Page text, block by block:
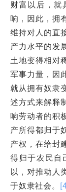
财富以后，就
响，因此，拥
维持对人的直
产力水平的发
土地变得相对
军事力量，因
就从拥有奴隶
述方式来解释
响劳动者的积
产所得都归于
产权，在给封
得归于农民自
以，对推动人
于奴隶社会。